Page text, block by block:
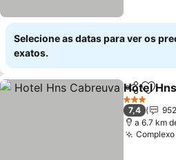
Selecione as datas para ver os
exatos.
Partilhar
Hotel
3 Estrelas
7,4
a 6.7 km